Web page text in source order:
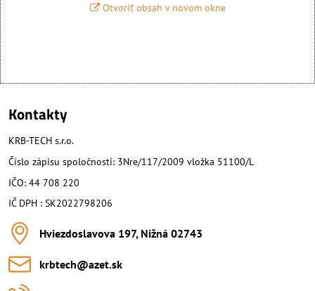
Otvoriť obsah v novom okne
Kontakty
KRB-TECH s.r.o.
Číslo zápisu spoločnosti: 3Nre/117/2009 vložka 51100/L
IČO: 44 708 220
IČ DPH : SK2022798206
Hviezdoslavova 197, Nižná 02743
krbtech​@azet​.sk